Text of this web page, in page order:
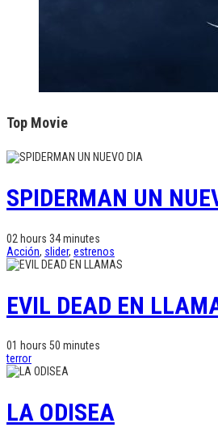
Top Movie
SPIDERMAN UN
02 hours 34 minutes
Acción, slider, estrenos
EVIL DEAD EN
01 hours 50 minutes
terror
LA ODISEA